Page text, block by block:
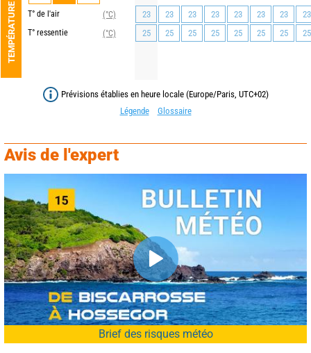
TEMPÉRATURE T° de l'air
(°C)
T° ressentie
(°C)
23 23 23 23 23 23 23
23
25
25 25 25 25 25 25 25
Prévisions établies en heure locale (Europe/Paris, UTC+02)
Légende
Glossaire
Avis de l'expert
Brief des risques météo